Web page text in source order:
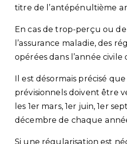
titre de l’antépénultième
En cas de trop-perçu ou
l’assurance maladie, des
opérées dans l’année civile
Il est désormais précisé
prévisionnels doivent être
les 1er mars, 1er juin, 1er
décembre de chaque
Si une régularisation est